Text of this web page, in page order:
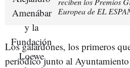
Europea de EL
Los galardones, los primeros
periódico junto al